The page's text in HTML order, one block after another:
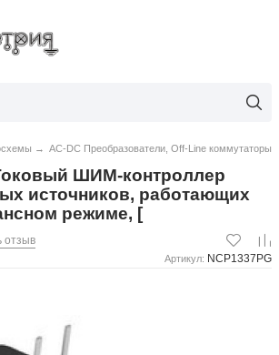
→ AC-DC Преобразователи, Off-Line коммутаторы
ШИМ-контроллер
источников, работающих
режиме, [
отзыв
Артикул: NCP1337PG